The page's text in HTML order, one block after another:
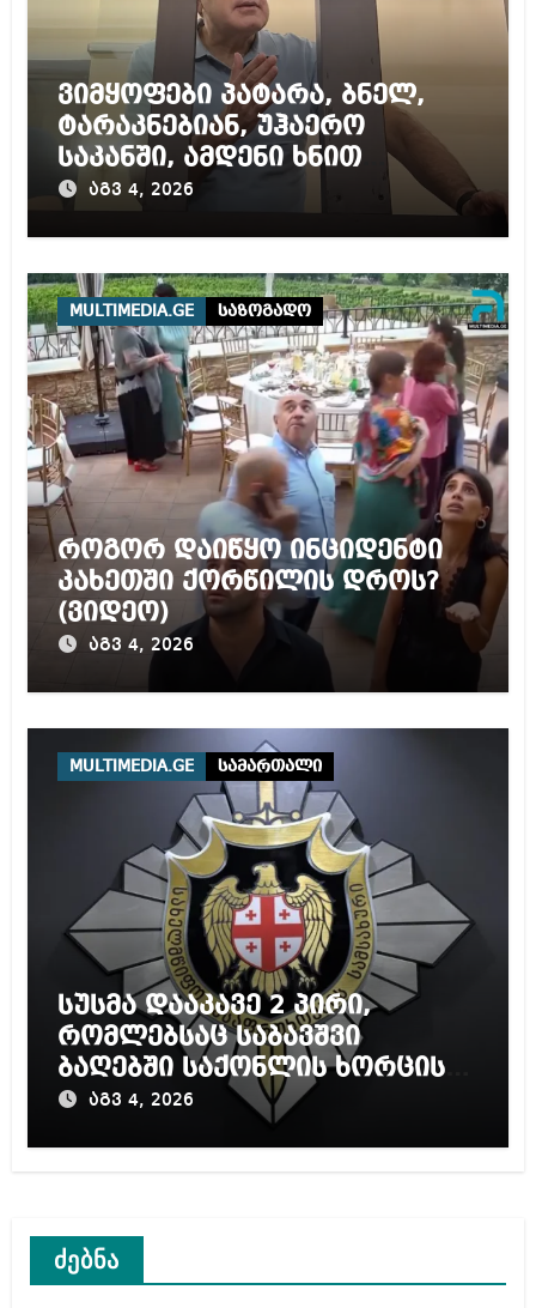
ვიმყოფები პატარა, ბნელ,
ტარაკნებიან, უჰაერო
საკანში, ამდენი ხნით
სამარტოო საკანში
მოთავსება, საერთაშორისო
წამებას და არაადამიანურ
მოპყრობას – სააკაშვილი
აგვ 4, 2026
MULTIMEDIA.GE საზოგადო
როგორ დაიწყო ინციდენტი
კახეთში ქორწილის დროს?
(ვიდეო)
აგვ 4, 2026
MULTIMEDIA.GE სამართალი
სუსმა დააკავე 2 პირი,
რომლებსაც საბავშვი
ბაღებში საქონლის ხორცის
ნაცვლად ცხენის ხორცი
აგვ 4, 2026
ძებნა